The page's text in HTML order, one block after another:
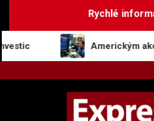
Rychlé
Americkým akciím došel